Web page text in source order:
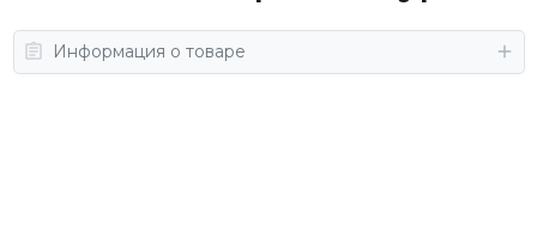
Информация о товаре